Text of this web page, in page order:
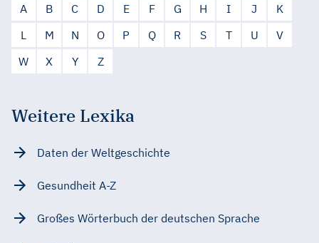
A B C D E F G H I J
K
L
M N O P Q R S T U
V
W
X Y Z
Weitere Lexika
Daten der Weltgeschichte
Gesundheit A-Z
Großes Wörterbuch der deutschen Sprache